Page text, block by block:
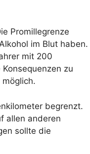
Promillegrenze
im Blut haben.
mit 200
zu
begrenzt.
allen anderen
sollte die